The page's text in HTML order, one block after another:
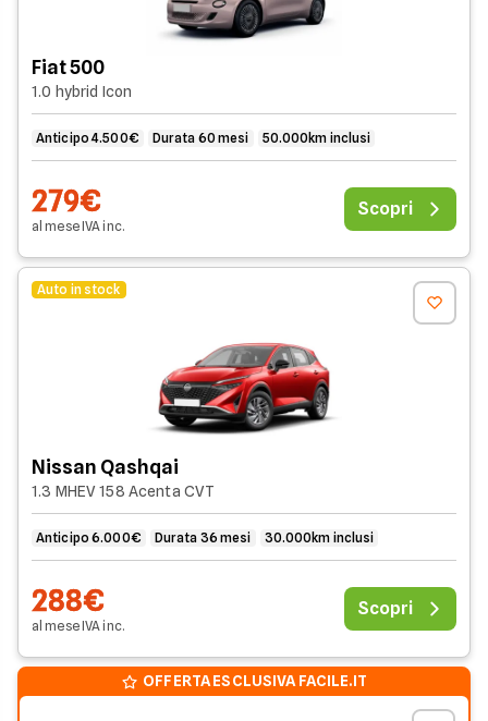
Fiat 500
1.0 hybrid Icon
Anticipo 4.500€ Durata 60 mesi 50.000km inclusi
279€
al meseIVAinc.
Scopri
Auto in stock
Nissan Qashqai
1.3 MHEV 158 Acenta CVT
Anticipo 6.000€ Durata 36 mesi 30.000km inclusi
288€
al meseIVAinc.
Scopri
OFFERTA ESCLUSIVA FACILE.IT